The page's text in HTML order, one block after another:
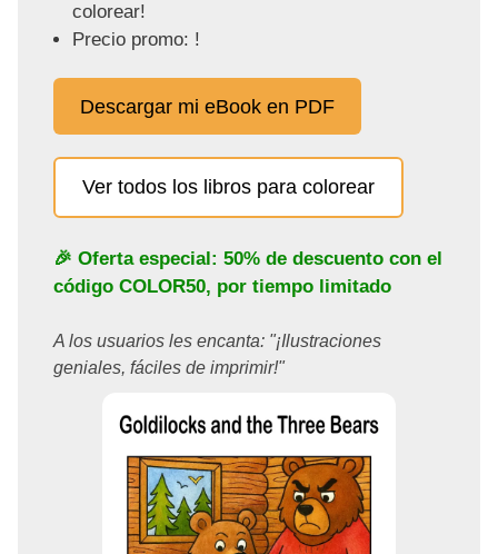
colorear!
Precio promo: !
Descargar mi eBook en PDF
Ver todos los libros para colorear
🎉 Oferta especial: 50% de descuento con el
código COLOR50, por tiempo limitado
A los usuarios les encanta: "¡Ilustraciones
geniales, fáciles de imprimir!"